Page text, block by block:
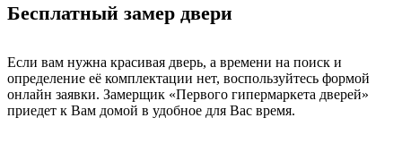
Бесплатный замер двери
Если вам нужна красивая дверь, а времени на поиск и
определение её комплектации нет, воспользуйтесь формой
онлайн заявки. Замерщик «Первого гипермаркета дверей»
приедет к Вам домой в удобное для Вас время.